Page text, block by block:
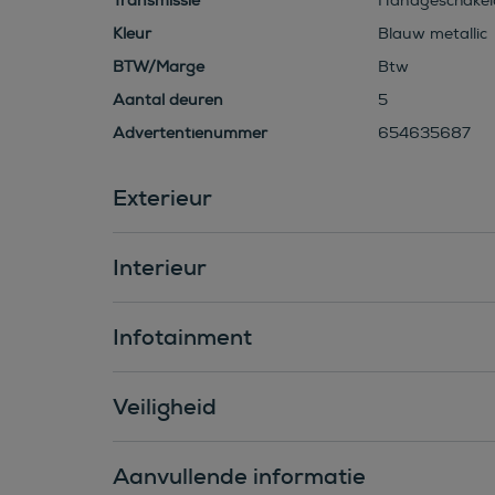
Kleur
Blauw metallic
BTW/Marge
Btw
Aantal deuren
5
Advertentienummer
654635687
Exterieur
Interieur
Infotainment
Veiligheid
Aanvullende informatie